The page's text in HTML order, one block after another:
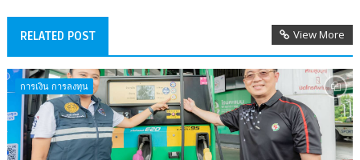
RELATED POST View More
การเงิน การลงทุน